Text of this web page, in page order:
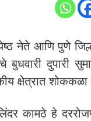
नेते आणि पुणे
दुपारी
क्षेत्रात
कामठे हे